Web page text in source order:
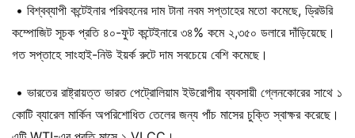
• বিশ্বব্যাপী কন্টেইনার পরিবহনের দাম টানা নবম সপ্তাহের মতো কমেছে, ড্রিউরি
কম্পোজিট সূচক প্রতি ৪০-ফুট কন্টেইনারে ৩৪% কমে ২,৩৫০ ডলারে দাঁড়িয়েছে।
গত সপ্তাহে সাংহাই-নিউ ইয়র্ক রুটে দাম সবচেয়ে বেশি কমেছে।
• ভারতের রাষ্ট্রায়ত্ত ভারত পেট্রোলিয়াম ইউরোপীয় ব্যবসায়ী গ্লেনকোরের সাথে ১
কোটি ব্যারেল মার্কিন অপরিশোধিত তেলের জন্য পাঁচ মাসের চুক্তি স্বাক্ষর করেছে।